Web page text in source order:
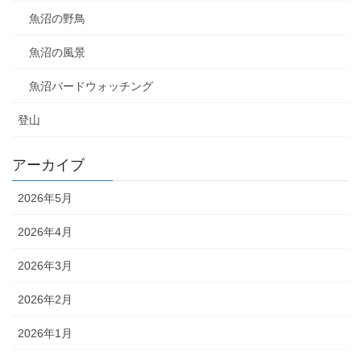
魚沼の野鳥
魚沼の風景
魚沼バードウォッチング
登山
アーカイブ
2026年5月
2026年4月
2026年3月
2026年2月
2026年1月